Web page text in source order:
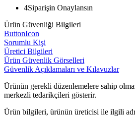
4Siparişin Onaylansın
Ürün Güvenliği Bilgileri
ButtonIcon
Sorumlu Kişi
Üretici Bilgileri
Ürün Güvenlik Görselleri
Güvenlik Açıklamaları ve Kılavuzlar
Ürünün gerekli düzenlemelere sahip
merkezli tedarikçileri gösterir.
Ürün bilgileri, ürünün üreticisi ile ilgili